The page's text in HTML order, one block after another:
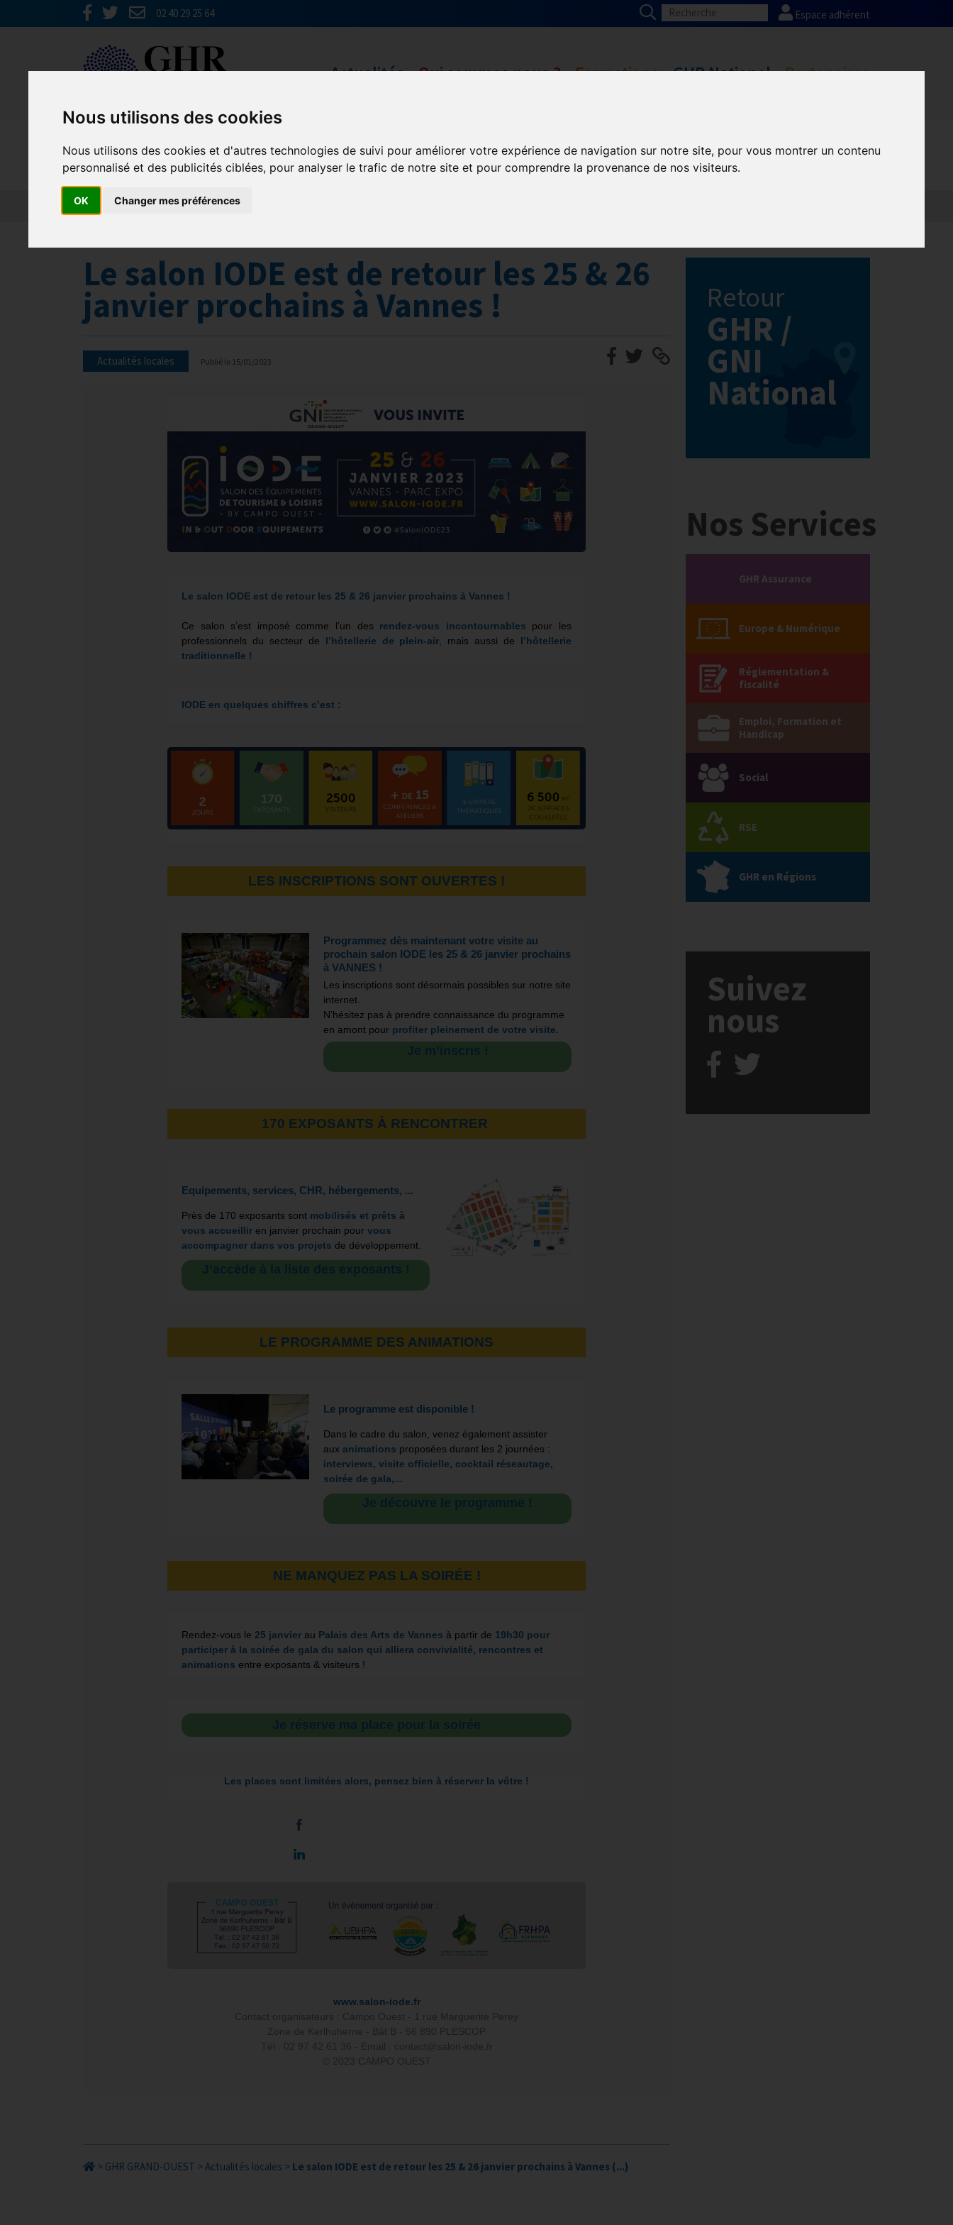
Nous utilisons des cookies
Nous utilisons des cookies et d'autres technologies de suivi pour améliorer votre expérience de navigation sur notre site, pour vous montrer un contenu
personnalisé et des publicités ciblées, pour analyser le trafic de notre site et pour comprendre la provenance de nos visiteurs.
OK Changer mes préférences
02 40 29 25 64 Espace adhérent
Actualités Qui sommes nous ? Formations GHR National Partenaires
GHR GRAND-OUEST
Actualités Qui sommes nous ?
Le salon IODE est de retour les 25 & 26
janvier prochains à Vannes !
Actualités locales Publié le 15/01/2023
Le salon IODE est de retour les 25 & 26 janvier prochains à Vannes !
Ce salon s’est imposé comme l’un des rendez-vous incontournables pour les
professionnels du secteur de l’hôtellerie de plein-air , mais aussi de l’hôtellerie
traditionnelle !
IODE en quelques chiffres c’est :
LES INSCRIPTIONS SONT OUVERTES !
Programmez dès maintenant votre visite au
prochain salon IODE les 25 & 26 janvier prochains
à VANNES !
Les inscriptions sont désormais possibles sur notre site
internet.
N’hésitez pas à prendre connaissance du programme
en amont pour profiter pleinement de votre visite.
170 EXPOSANTS À RENCONTRER
Equipements, services, CHR, hébergements, ...
Près de 170 exposants sont mobilisés et prêts à
vous accueillir en janvier prochain pour vous
accompagner dans vos projets de développement.
LE PROGRAMME DES ANIMATIONS
Le programme est disponible !
Dans le cadre du salon, venez également assister
aux animations proposées durant les 2 journées :
interviews, visite officielle, cocktail réseautage,
soirée de gala,...
NE MANQUEZ PAS LA SOIRÉE !
Rendez-vous le 25 janvier au Palais des Arts de Vannes à partir de 19h30 pour
participer à la soirée de gala du salon qui alliera convivialité, rencontres et
animations entre exposants & visiteurs !
Les places sont limitées alors, pensez bien à réserver la vôtre !
www.salon-iode.fr
> GHR GRAND-OUEST > Actualités locales > Le salon IODE est de retour les 25 & 26 janvier prochains à Vannes (...)
Retour
GHR /
GNI
National
Nos Services
GHR Assurance
Europe & Numérique
Réglementation &
fiscalité
Emploi, Formation et
Handicap
Social
RSE
GHR en Régions
Suivez
nous